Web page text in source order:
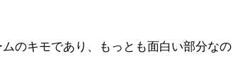
のキモであり、もっとも面白い部分なの